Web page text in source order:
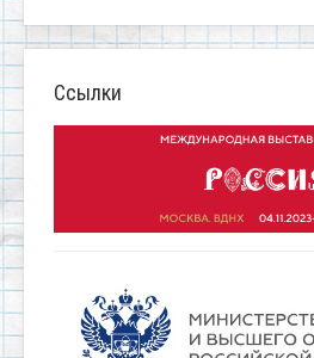
Ссылки